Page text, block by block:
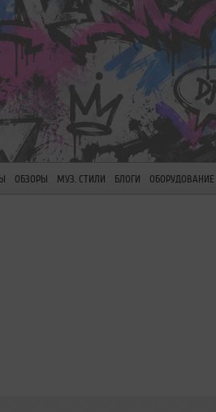
ОБЗОРЫ МУЗ. СТИЛИ БЛОГИ ОБОРУДОВАНИЕ